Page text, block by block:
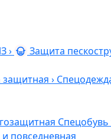
› Защита
защитная ›
Спецобувь
повседневная